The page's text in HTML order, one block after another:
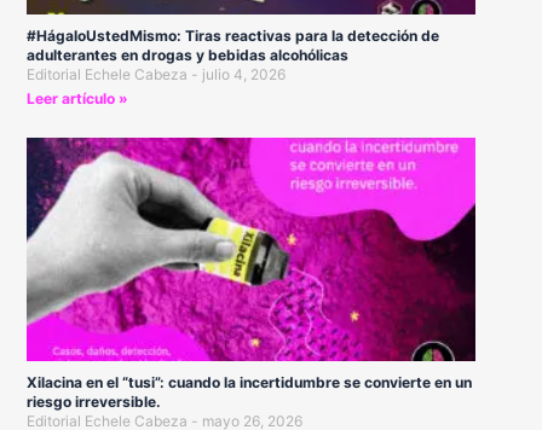
#HágaloUstedMismo: Tiras reactivas para la detección de
adulterantes en drogas y bebidas alcohólicas
Editorial Echele Cabeza
julio 4, 2026
Leer artículo »
Xilacina en el “tusi”: cuando la incertidumbre se convierte en un
riesgo irreversible.
Editorial Echele Cabeza
mayo 26, 2026